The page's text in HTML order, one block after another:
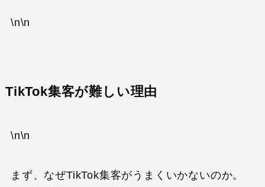
\n\n
TikTok集客が難しい理由
\n\n
まず、なぜTikTok集客がうまくいかないのか。